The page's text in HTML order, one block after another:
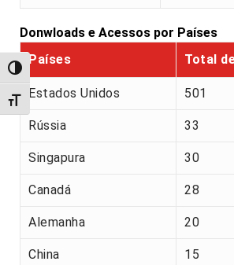
Alternar alto contraste
Alternar tamanho da fonte
Donwloads e Acessos por Países
Países
Total
Estados Unidos 501
Rússia 33
Singapura 30
Canadá 28
Alemanha 20
China 15